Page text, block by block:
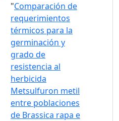
"Comparación de
requerimientos
térmicos para la
germinación y
grado de
resistencia al
herbicida
Metsulfuron metil
entre poblaciones
de Brassica rapa e